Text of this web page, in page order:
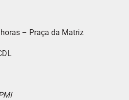
– Praça da Matriz